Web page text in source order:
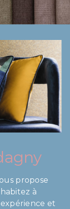
propose
à
et